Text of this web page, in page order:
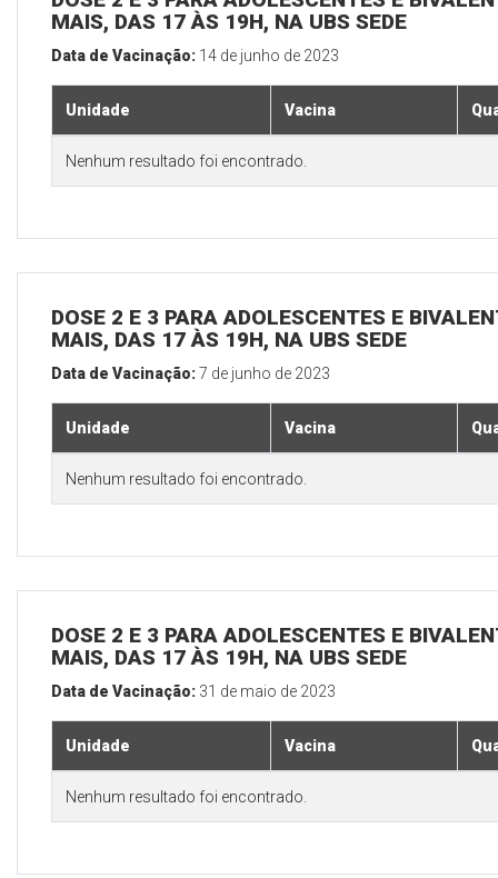
MAIS, DAS 17 ÀS 19H, NA UBS SEDE
Data de Vacinação: 14 de junho de 2023
Unidade Vacina
Nenhum resultado foi encontrado.
DOSE 2 E 3 PARA ADOLESCENTES E
MAIS, DAS 17 ÀS 19H, NA UBS SEDE
Data de Vacinação:7 de junho de 2023
Unidade Vacina
Nenhum resultado foi encontrado.
DOSE 2 E 3 PARA ADOLESCENTES E
MAIS, DAS 17 ÀS 19H, NA UBS SEDE
Data de Vacinação: 31 de maio de 2023
Unidade Vacina
Nenhum resultado foi encontrado.